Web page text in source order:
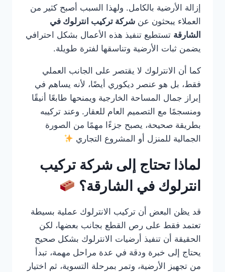
إزالة الأرضية بالكامل. ولهذا السبب أصبح كثير من
العملاء يبحثون عن شركة تركيب انترلوك في
الشارقة تستطيع تنفيذ هذه الأعمال بشكل احترافي
يضمن ثبات الأرضية وتناسقها لفترة طويلة.
كما أن الانترلوك لا يقتصر على الجانب العملي
فقط، بل هو عنصر ديكوري أيضًا، لأنه يساهم في
إبراز جمال المساحة الخارجية ويمنحها طابعًا أنيقًا
ومنسجمًا مع التصميم العام للعقار. وعند تركيبه
بطريقة صحيحة، يصبح جزءًا مهمًا من الصورة
الجمالية للمنزل أو المشروع التجاري
لماذا تحتاج إلى شركة تركيب
انترلوك في الشارقة؟
قد يظن البعض أن تركيب الانترلوك عملية بسيطة
تعتمد فقط على رص القطع بجانب بعضها، لكن
الحقيقة أن تنفيذ أرضيات الانترلوك بشكل صحيح
يحتاج إلى خبرة ودقة في عدة مراحل مهمة، تبدأ
من تجهيز الأرضية، وتمر بمرحلة التسوية، ثم اختيار